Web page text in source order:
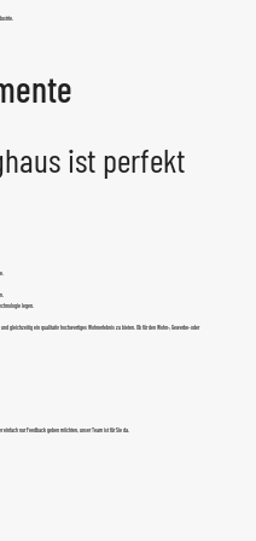
ist perfekt
legen.
gleichzeitig ein qualitativ hochwertiges Wohnerlebnis zu bieten. Ob für den Wohn-, Gewerbe- oder
einfach nur Feedback geben möchten, unser Team ist für Sie da.